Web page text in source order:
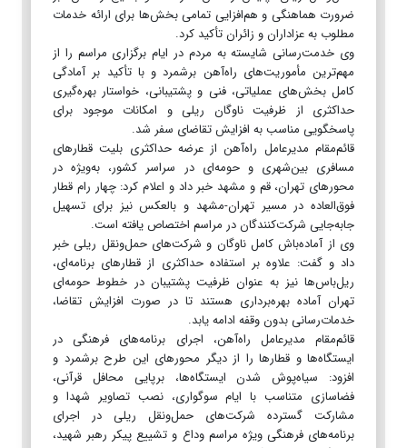
ضرورت هماهنگی و هم‌افزایی تمامی بخش‌ها برای ارائه خدمات
مطلوب به عزاداران و زائران تأکید کرد.
وی خدمت‌رسانی شایسته به مردم در ایام برگزاری مراسم را از
مهم‌ترین مأموریت‌های راه‌آهن برشمرد و با تأکید بر آمادگی
کامل بخش‌های عملیاتی، فنی و پشتیبانی، خواستار بهره‌گیری
حداکثری از ظرفیت ناوگان ریلی و امکانات موجود برای
پاسخگویی مناسب به افزایش تقاضای سفر شد.
قائم‌مقام مدیرعامل راه‌آهن از عرضه حداکثری بلیت قطارهای
مسافری بین‌شهری و حومه‌ای در سراسر کشور، به‌ویژه در
محورهای تهران، قم و مشهد خبر داد و اعلام کرد: چهار رام قطار
فوق‌العاده در مسیر تهران-مشهد و بالعکس نیز برای تسهیل
جابه‌جایی شرکت‌کنندگان در مراسم اختصاص یافته است.
وی از آماده‌باش کامل ناوگان و شرکت‌های حمل‌ونقل ریلی خبر
داد و گفت: علاوه بر استفاده حداکثری از قطارهای برنامه‌ای،
ریل‌باس‌ها نیز به عنوان ظرفیت پشتیبان در خطوط حومه‌ای
تهران آماده بهره‌برداری هستند تا در صورت افزایش تقاضا،
خدمات‌رسانی بدون وقفه ادامه یابد.
قائم‌مقام مدیرعامل راه‌آهن، اجرای برنامه‌های فرهنگی در
ایستگاه‌ها و قطارها را از دیگر محورهای این طرح برشمرد و
افزود: سیاه‌پوش شدن ایستگاه‌ها، برپایی محافل قرآنی،
فضاسازی متناسب با ایام سوگواری، نصب تصاویر شهدا و
مشارکت گسترده شرکت‌های حمل‌ونقل ریلی در اجرای
برنامه‌های فرهنگی ویژه مراسم وداع و تشییع پیکر رهبر شهید،